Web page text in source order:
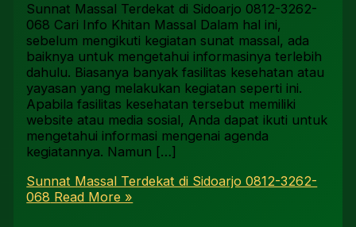
Sunnat Massal Terdekat di Sidoarjo 0812-3262-
068 Cari Info Khitan Massal Dalam hal ini,
sebelum mengikuti kegiatan sunat massal, ada
baiknya untuk mengetahui informasinya terlebih
dahulu. Biasanya banyak fasilitas kesehatan atau
yayasan yang melakukan kegiatan seperti ini.
Apabila fasilitas kesehatan tersebut memiliki
website atau media sosial, Anda dapat ikuti untuk
mengetahui informasi mengenai agenda
kegiatannya. Namun […]
Sunnat Massal Terdekat di Sidoarjo 0812-3262-
068 Read More »